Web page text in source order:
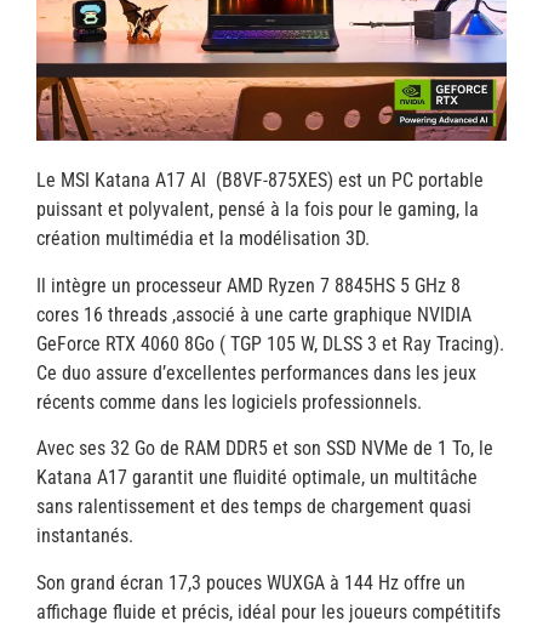
Le MSI Katana A17 AI (B8VF-875XES) est un PC portable
puissant et polyvalent, pensé à la fois pour le gaming, la
création multimédia et la modélisation 3D.
Il intègre un processeur AMD Ryzen 7 8845HS 5 GHz 8
cores 16 threads ,associé à une carte graphique NVIDIA
GeForce RTX 4060 8Go ( TGP 105 W, DLSS 3 et Ray Tracing).
Ce duo assure d’excellentes performances dans les jeux
récents comme dans les logiciels professionnels.
Avec ses 32 Go de RAM DDR5 et son SSD NVMe de 1 To, le
Katana A17 garantit une fluidité optimale, un multitâche
sans ralentissement et des temps de chargement quasi
instantanés.
Son grand écran 17,3 pouces WUXGA à 144 Hz offre un
affichage fluide et précis, idéal pour les joueurs compétitifs